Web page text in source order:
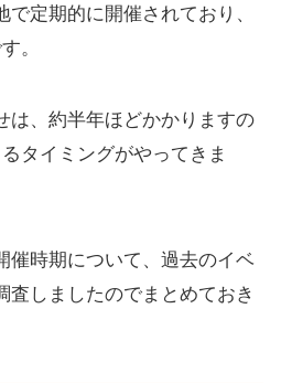
定期的に開催されており、
。
は、約半年ほどかかりますの
タイミングがやってきま
催時期について、過去のイベ
査しましたのでまとめておき